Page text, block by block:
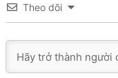
Theo dõi